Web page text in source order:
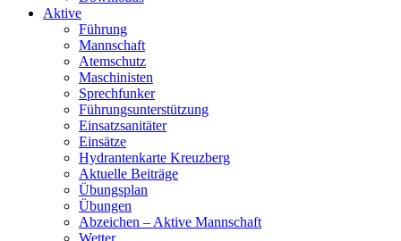
Aktive
Führung
Mannschaft
Atemschutz
Maschinisten
Sprechfunker
Führungsunterstützung
Einsatzsanitäter
Einsätze
Hydrantenkarte Kreuzberg
Aktuelle Beiträge
Übungsplan
Übungen
Abzeichen – Aktive Mannschaft
Wetter